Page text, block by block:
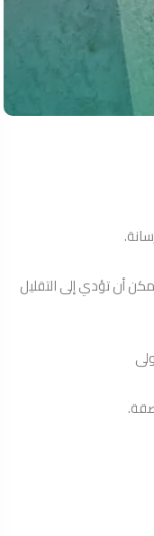
أن تؤدي إلى التقليل